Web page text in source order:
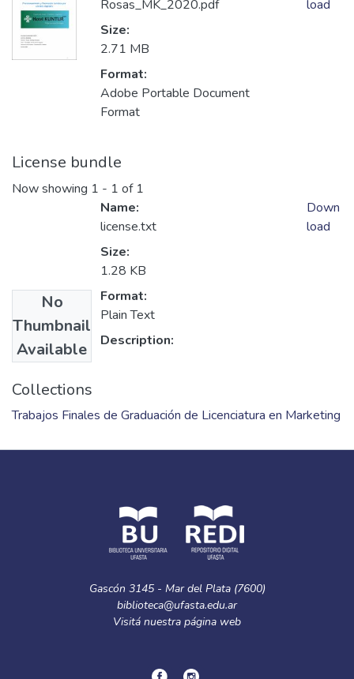
Rosas_MK_2020.pdf
Size:
2.71 MB
Format:
Adobe Portable Document
Format
load
License bundle
Now showing 1 - 1 of 1
No
Thumbnail
Available
Name:
license.txt
Size:
1.28 KB
Format:
Plain Text
Description:
Down
load
Collections
Trabajos Finales de Graduación de Licenciatura en Marketing
Gascón 3145 - Mar del Plata (7600)
biblioteca@ufasta.edu.ar
Visitá nuestra página web